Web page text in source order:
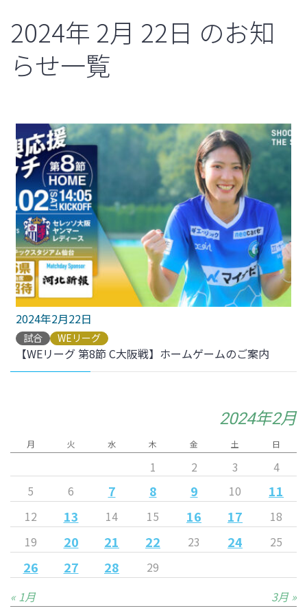
2024年 2月 22日 のお知
らせ一覧
2024年2月22日
試合 WEリーグ
【WEリーグ 第8節 C大阪戦】ホームゲームのご案内
2024年2月
月 火 水 木 金 土 日
1 2 3
4
5
6 7 8 9 10 11
12 13 14 15 16 17
18
19
20 21 22 23 24 25
26 27 28
29
« 1月
3月 »